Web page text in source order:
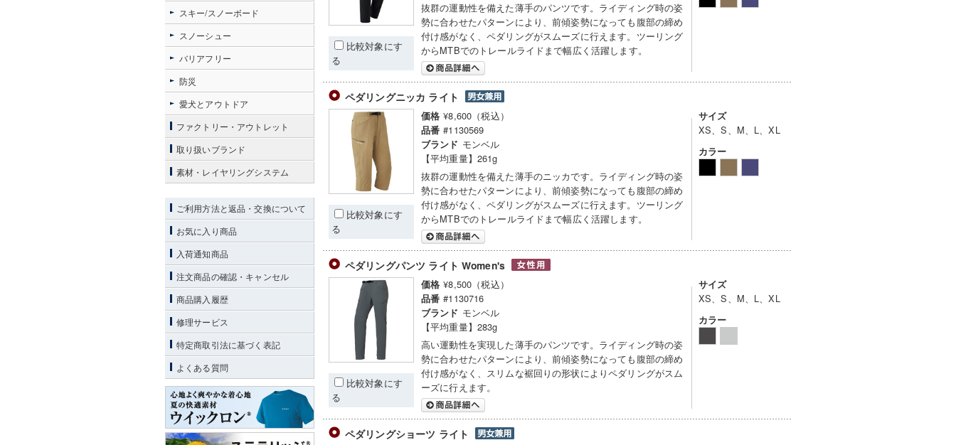
比較対象にす
る
抜群の運動性を備えた薄手のパンツです。ライディング時の姿
勢に合わせたパターンにより、前傾姿勢になっても腹部の締め
付け感がなく、ペダリングがスムーズに行えます。ツーリング
からMTBでのトレールライドまで幅広く活躍します。
ペダリングニッカ ライト
比較対象にす
る
価格 ¥8,600（税込）
品番 #1130569
ブランド モンベル
【平均重量】261g
抜群の運動性を備えた薄手のニッカです。ライディング時の姿
勢に合わせたパターンにより、前傾姿勢になっても腹部の締め
付け感がなく、ペダリングがスムーズに行えます。ツーリング
からMTBでのトレールライドまで幅広く活躍します。
サイズ
XS、S、M、L、XL
カラー
ペダリングパンツ ライト Women's
比較対象にす
る
価格 ¥8,500（税込）
品番 #1130716
ブランド モンベル
【平均重量】283g
高い運動性を実現した薄手のパンツです。ライディング時の姿
勢に合わせたパターンにより、前傾姿勢になっても腹部の締め
付け感がなく、スリムな裾回りの形状によりペダリングがスム
ーズに行えます。
サイズ
XS、S、M、L、XL
カラー
ペダリングショーツ ライト
スキー/スノーボード
スノーシュー
バリアフリー
防災
愛犬とアウトドア
ファクトリー・アウトレット
取り扱いブランド
素材・レイヤリングシステム
ご利用方法と返品・交換について
お気に入り商品
入荷通知商品
注文商品の確認・キャンセル
商品購入履歴
修理サービス
特定商取引法に基づく表記
よくある質問